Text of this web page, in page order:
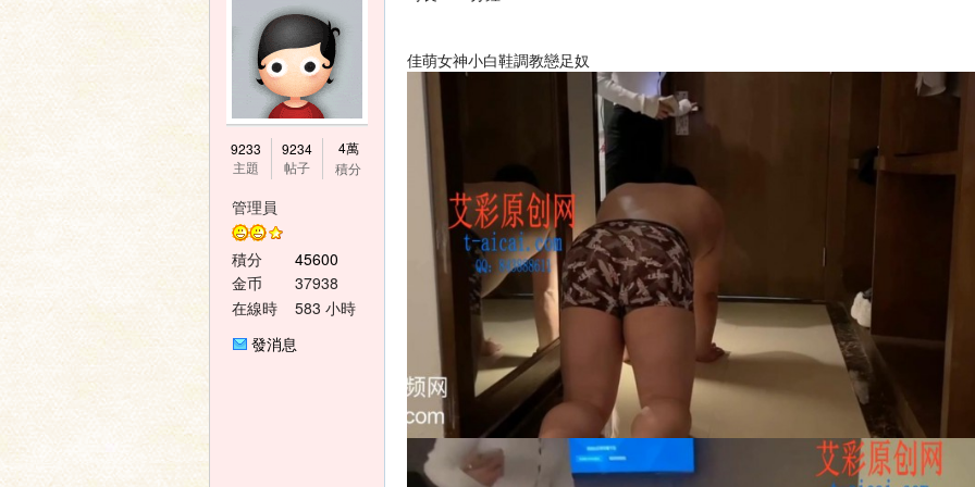
9233
主題
9234
帖子
4萬
積分
管理員
積分
45600
金币
37938
在線時
583 小時
發消息
佳萌女神小白鞋調教戀足奴